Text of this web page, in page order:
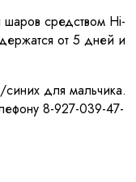
шаров средством Hi-
от 5 дней и
для мальчика.
8-927-039-47-